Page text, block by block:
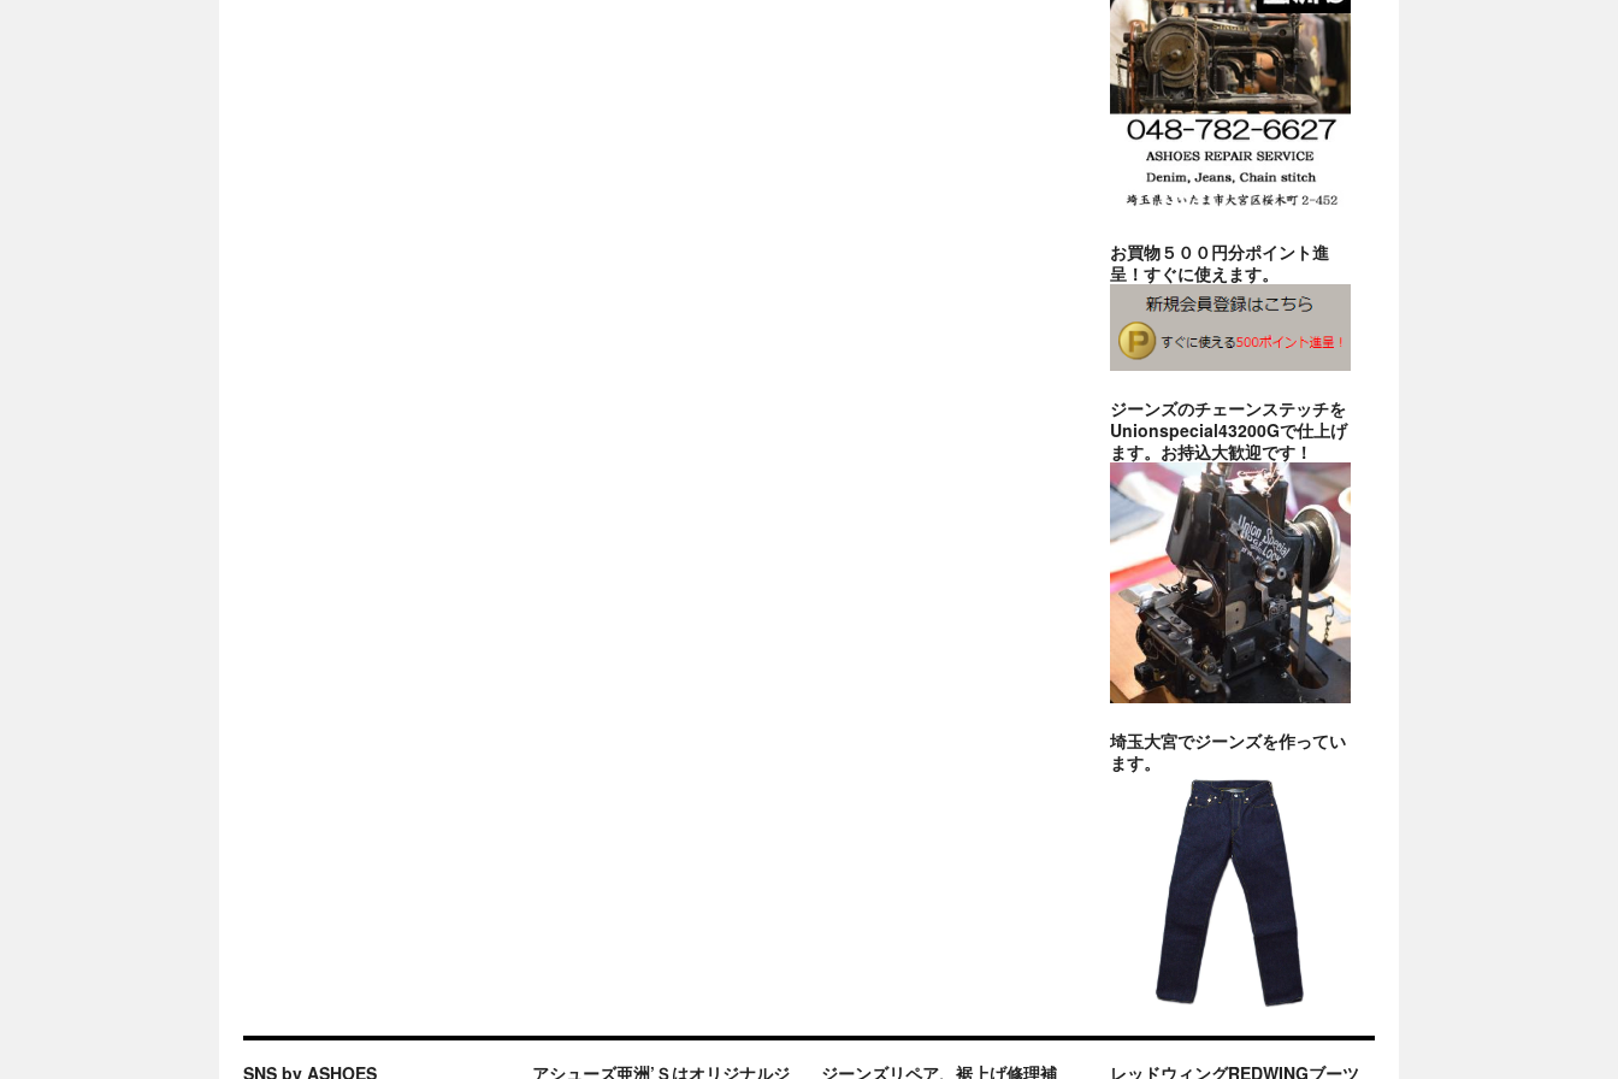
お買物５００円分ポイント進
呈！すぐに使えます。
ジーンズのチェーンステッチを
Unionspecial43200Gで仕上げ
ます。お持込大歓迎です！
埼玉大宮でジーンズを作ってい
ます。
SNS by ASHOES アシューズ亜洲’Ｓはオリジナルジ ジーンズリペア、裾上げ修理補 レッドウィングREDWINGブーツ